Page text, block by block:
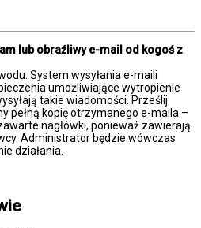
lub obraźliwy e-mail od kogoś z
System wysyłania e-maili
umożliwiające wytropienie
takie wiadomości. Prześlij
pełną kopię otrzymanego e-maila –
nagłówki, ponieważ zawierają
Administrator będzie wówczas
działania.